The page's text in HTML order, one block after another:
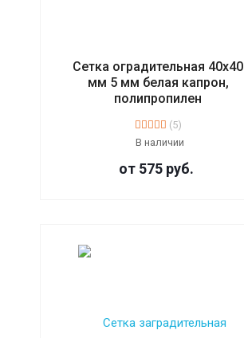
Сетка оградительная 40х40
мм 5 мм белая капрон,
полипропилен
(5)
В наличии
от 575 руб.